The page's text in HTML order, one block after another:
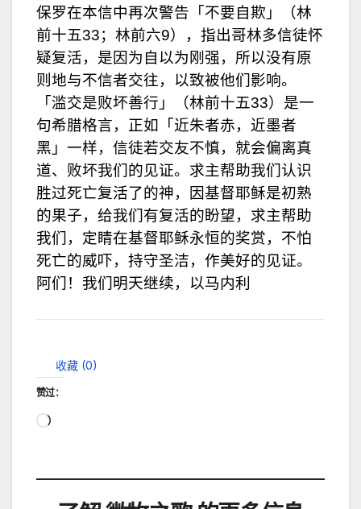
保罗在本信中再次警告「不要自欺」（林
前十五33；林前六9），指出哥林多信徒怀
疑复活，是因为自以为刚强，所以没有原
则地与不信者交往，以致被他们影响。
「滥交是败坏善行」（林前十五33）是一
句希腊格言，正如「近朱者赤，近墨者
黑」一样，信徒若交友不慎，就会偏离真
道、败坏我们的见证。求主帮助我们认识
胜过死亡复活了的神，因基督耶稣是初熟
的果子，给我们有复活的盼望，求主帮助
我们，定睛在基督耶稣永恒的奖赏，不怕
死亡的威吓，持守圣洁，作美好的见证。
阿们！我们明天继续，以马内利
收藏 (0)
赞过：
正
载…